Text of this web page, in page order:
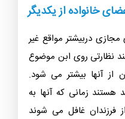
خانواده از یکدیگر
دربیشتر مواقع غیر
نظارتی روی ابن موضوع
از آنها بیشتر می شود.
هستند زمانی که آنها به
فرزندان غافل می شوند